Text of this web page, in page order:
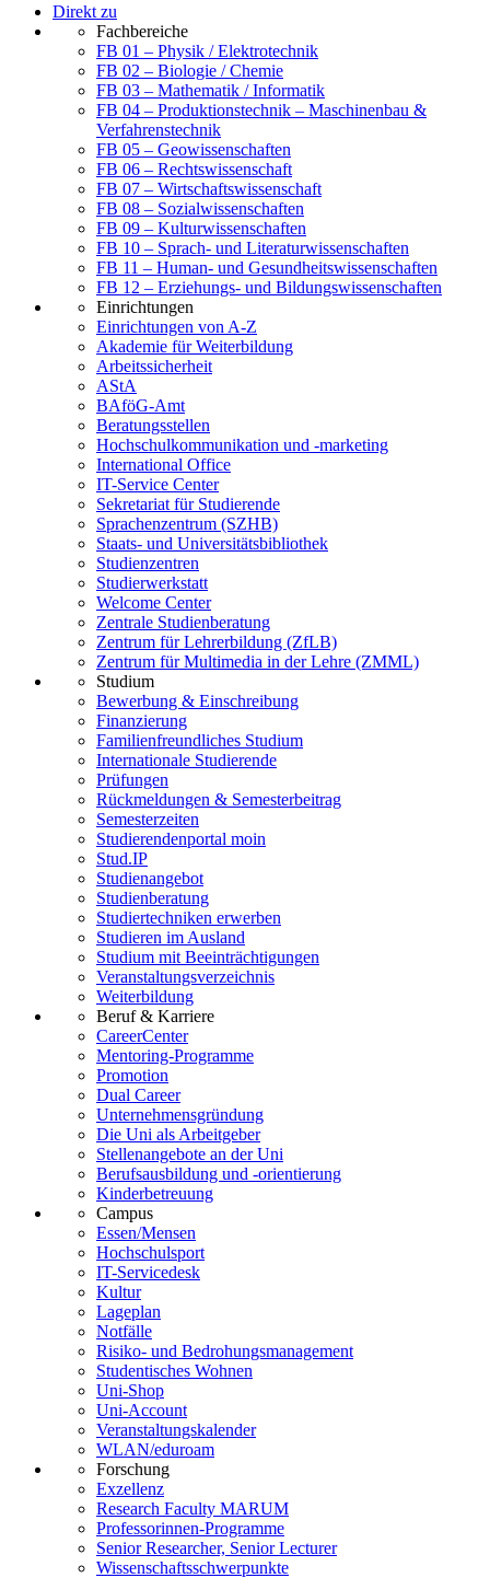
Direkt zu
Fachbereiche
FB 01 – Physik / Elektrotechnik
FB 02 – Biologie / Chemie
FB 03 – Mathematik / Informatik
FB 04 – Produktionstechnik – Maschinenbau &
Verfahrenstechnik
FB 05 – Geowissenschaften
FB 06 – Rechtswissenschaft
FB 07 – Wirtschaftswissenschaft
FB 08 – Sozialwissenschaften
FB 09 – Kulturwissenschaften
FB 10 – Sprach- und Literaturwissenschaften
FB 11 – Human- und Gesundheitswissenschaften
FB 12 – Erziehungs- und Bildungswissenschaften
Einrichtungen
Einrichtungen von A-Z
Akademie für Weiterbildung
Arbeitssicherheit
AStA
BAföG-Amt
Beratungsstellen
Hochschulkommunikation und -marketing
International Office
IT-Service Center
Sekretariat für Studierende
Sprachenzentrum (SZHB)
Staats- und Universitätsbibliothek
Studienzentren
Studierwerkstatt
Welcome Center
Zentrale Studienberatung
Zentrum für Lehrerbildung (ZfLB)
Zentrum für Multimedia in der Lehre (ZMML)
Studium
Bewerbung & Einschreibung
Finanzierung
Familienfreundliches Studium
Internationale Studierende
Prüfungen
Rückmeldungen & Semesterbeitrag
Semesterzeiten
Studierendenportal moin
Stud.IP
Studienangebot
Studienberatung
Studiertechniken erwerben
Studieren im Ausland
Studium mit Beeinträchtigungen
Veranstaltungsverzeichnis
Weiterbildung
Beruf & Karriere
CareerCenter
Mentoring-Programme
Promotion
Dual Career
Unternehmensgründung
Die Uni als Arbeitgeber
Stellenangebote an der Uni
Berufsausbildung und -orientierung
Kinderbetreuung
Campus
Essen/Mensen
Hochschulsport
IT-Servicedesk
Kultur
Lageplan
Notfälle
Risiko- und Bedrohungsmanagement
Studentisches Wohnen
Uni-Shop
Uni-Account
Veranstaltungskalender
WLAN/eduroam
Forschung
Exzellenz
Research Faculty MARUM
Professorinnen-Programme
Senior Researcher, Senior Lecturer
Wissenschaftsschwerpunkte